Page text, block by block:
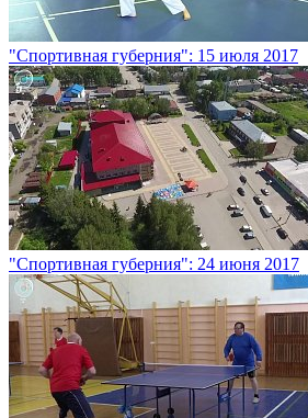
"Спортивная губерния": 15 июля 2017
"Спортивная губерния": 24 июня 2017